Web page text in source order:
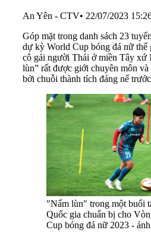
An Yên - CTV• 22/07/2023
Góp mặt trong danh sách 23
dự kỳ World Cup bóng đá nữ
cô gái người Thái ở miền Tây xứ
lùn” rất được giới chuyên môn và
bởi chuỗi thành tích đáng nể
"Nấm lùn" trong một buổi
Quốc gia chuẩn bị cho
Cup bóng đá nữ 2023 -